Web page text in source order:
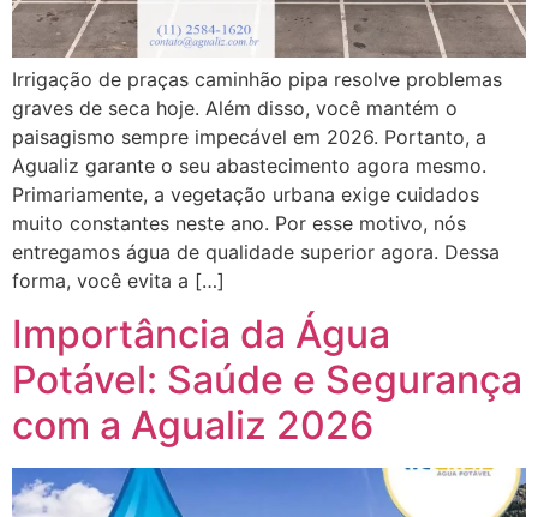
Irrigação de praças caminhão pipa resolve problemas
graves de seca hoje. Além disso, você mantém o
paisagismo sempre impecável em 2026. Portanto, a
Agualiz garante o seu abastecimento agora mesmo.
Primariamente, a vegetação urbana exige cuidados
muito constantes neste ano. Por esse motivo, nós
entregamos água de qualidade superior agora. Dessa
forma, você evita a […]
Importância da Água
Potável: Saúde e Segurança
com a Agualiz 2026